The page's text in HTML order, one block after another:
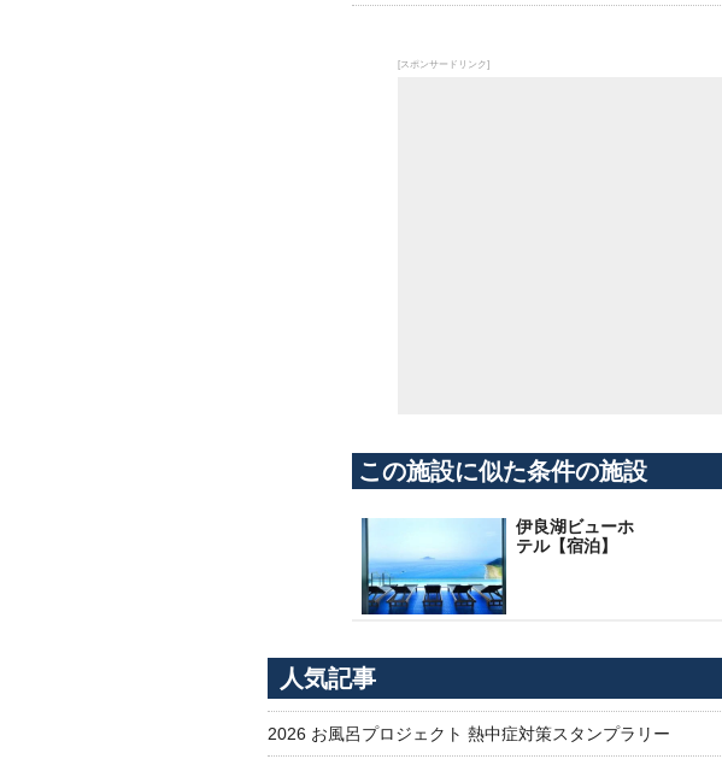
[スポンサードリンク]
この施設に似た条件の施設
伊良湖ビューホ
テル【宿泊】
人気記事
2026 お風呂プロジェクト 熱中症対策スタンプラリー